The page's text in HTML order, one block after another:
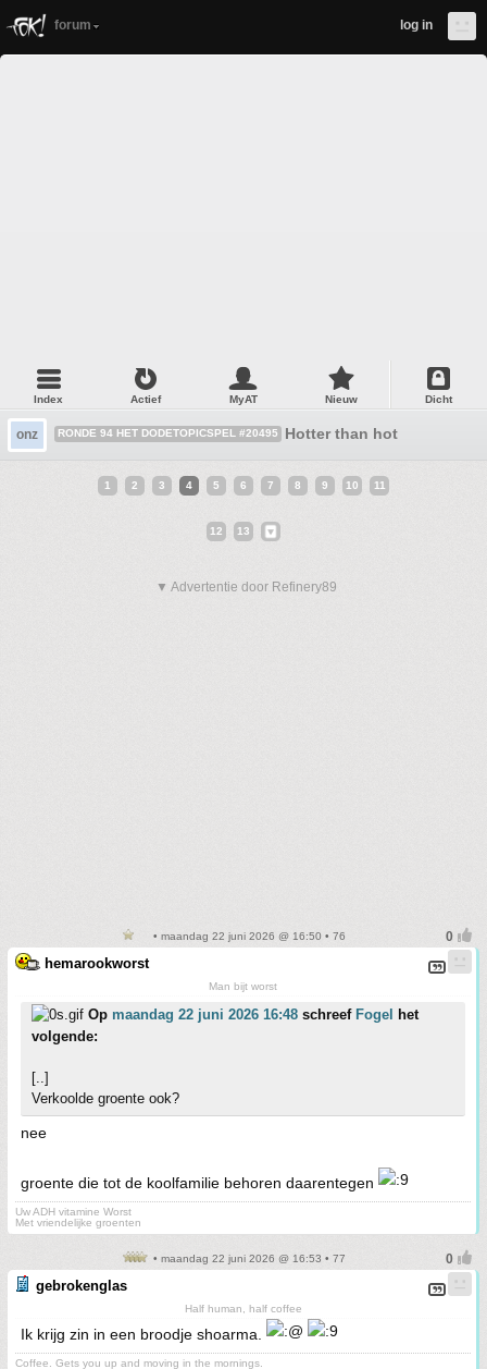
forum log in
Index Actief MyAT Nieuw Dicht
onz RONDE 94 HET DODETOPICSPEL #20495 Hotter than hot
1 2 3 4 5 6 7 8 9 10 11
12 13
▼ Advertentie door Refinery89
• maandag 22 juni 2026 @ 16:50 • 76
hemarookworst
Man bijt worst
Op maandag 22 juni 2026 16:48 schreef Fogel
het
volgende:
[..]
Verkoolde groente ook?
nee
groente die tot de koolfamilie behoren daarentegen
Uw ADH vitamine Worst
Met vriendelijke groenten
• maandag 22 juni 2026 @ 16:53 • 77
gebrokenglas
Half human, half coffee
Ik krijg zin in een broodje shoarma.
Coffee. Gets you up and moving in the mornings.